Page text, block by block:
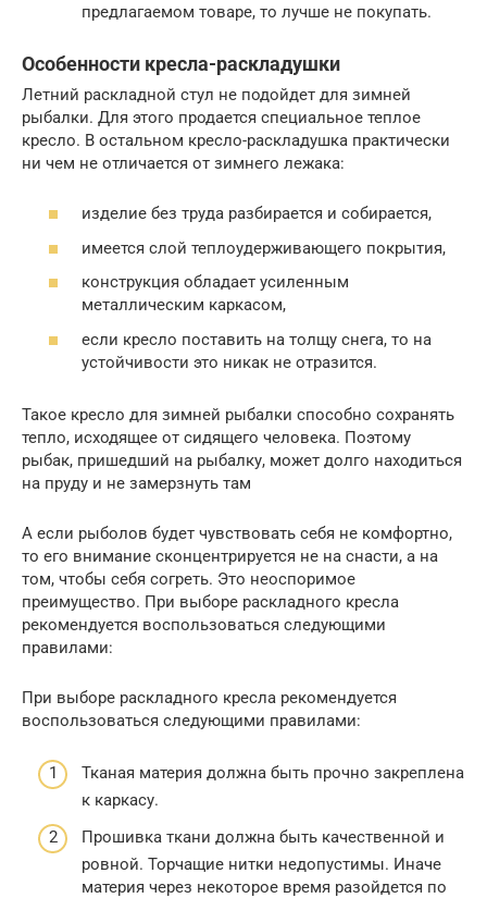
предлагаемом товаре, то лучше не покупать.
Особенности кресла-раскладушки
Летний раскладной стул не подойдет для зимней
рыбалки. Для этого продается специальное теплое
кресло. В остальном кресло-раскладушка практически
ни чем не отличается от зимнего лежака:
изделие без труда разбирается и собирается,
имеется слой теплоудерживающего покрытия,
конструкция обладает усиленным
металлическим каркасом,
если кресло поставить на толщу снега, то на
устойчивости это никак не отразится.
Такое кресло для зимней рыбалки способно сохранять
тепло, исходящее от сидящего человека. Поэтому
рыбак, пришедший на рыбалку, может долго находиться
на пруду и не замерзнуть там
А если рыболов будет чувствовать себя не комфортно,
то его внимание сконцентрируется не на снасти, а на
том, чтобы себя согреть. Это неоспоримое
преимущество. При выборе раскладного кресла
рекомендуется воспользоваться следующими
правилами:
При выборе раскладного кресла рекомендуется
воспользоваться следующими правилами:
Тканая материя должна быть прочно закреплена
к каркасу.
Прошивка ткани должна быть качественной и
ровной. Торчащие нитки недопустимы. Иначе
материя через некоторое время разойдется по